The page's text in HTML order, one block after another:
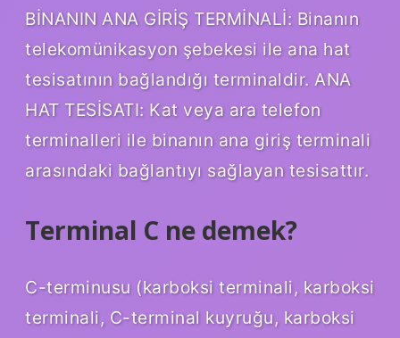
BİNANIN ANA GİRİŞ TERMİNALİ: Binanın
telekomünikasyon şebekesi ile ana hat
tesisatının bağlandığı terminaldir. ANA
HAT TESİSATI: Kat veya ara telefon
terminalleri ile binanın ana giriş terminali
arasındaki bağlantıyı sağlayan tesisattır.
Terminal C ne demek?
C-terminusu (karboksi terminali, karboksi
terminali, C-terminal kuyruğu, karboksi